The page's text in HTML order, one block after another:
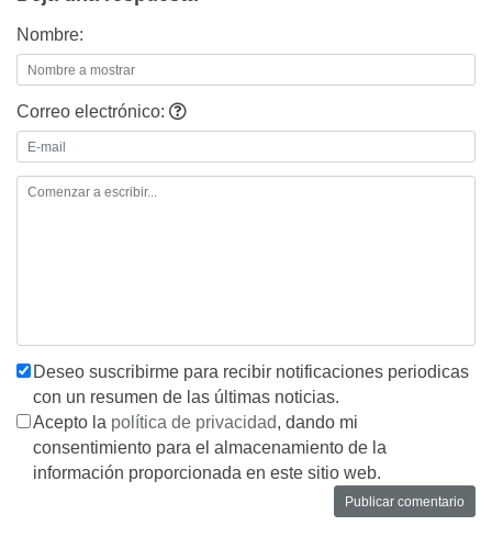
Nombre:
Correo electrónico:
Deseo suscribirme para recibir notificaciones periodicas
con un resumen de las últimas noticias.
Acepto la política de privacidad, dando mi
consentimiento para el almacenamiento de la
información proporcionada en este sitio web.